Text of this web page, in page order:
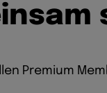
insam
Premium